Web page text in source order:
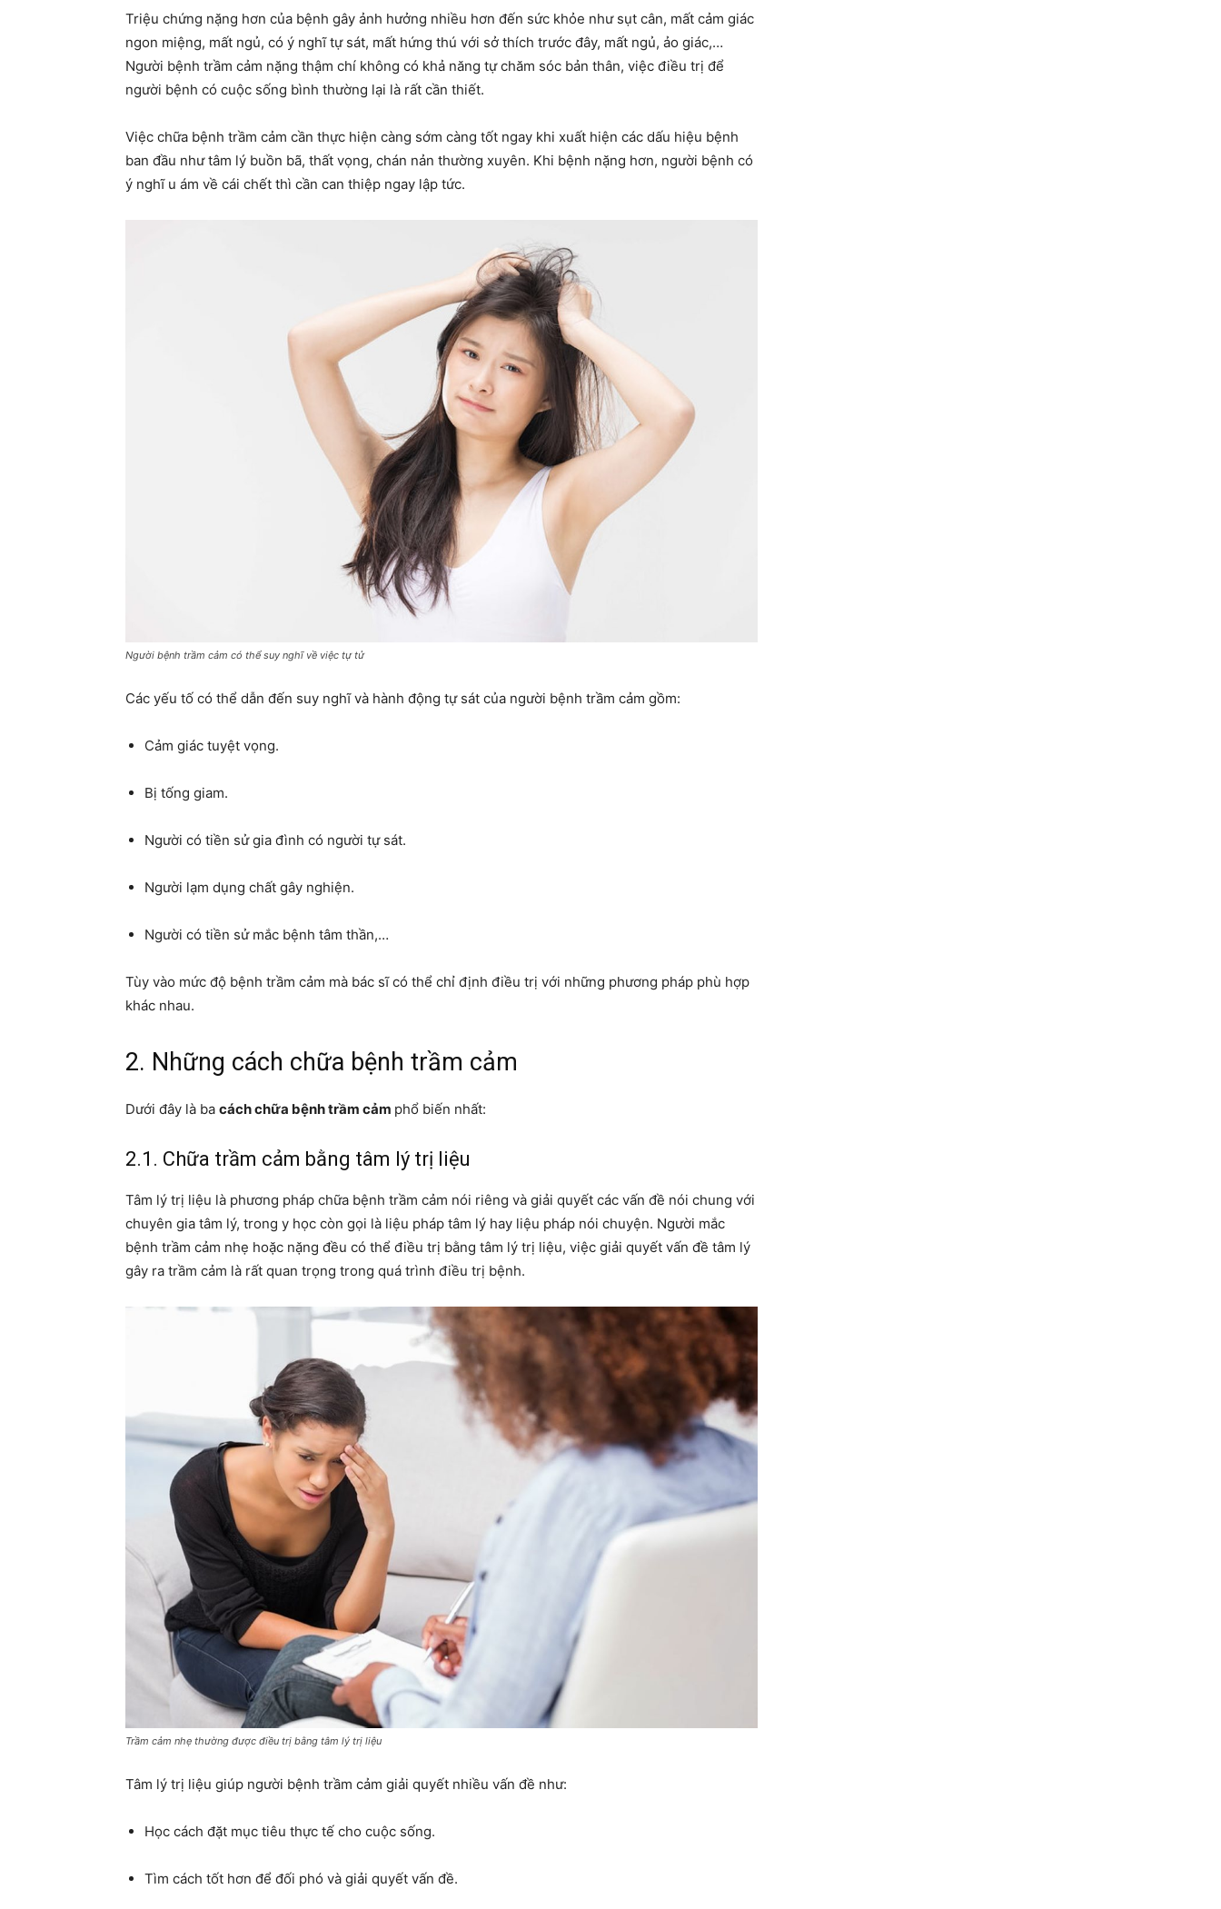
Triệu chứng nặng hơn của bệnh gây ảnh hưởng nhiều hơn đến sức khỏe như sụt cân, mất cảm giác
ngon miệng, mất ngủ, có ý nghĩ tự sát, mất hứng thú với sở thích trước đây, mất ngủ, ảo giác,…
Người bệnh trầm cảm nặng thậm chí không có khả năng tự chăm sóc bản thân, việc điều trị để
người bệnh có cuộc sống bình thường lại là rất cần thiết.
Việc chữa bệnh trầm cảm cần thực hiện càng sớm càng tốt ngay khi xuất hiện các dấu hiệu bệnh
ban đầu như tâm lý buồn bã, thất vọng, chán nản thường xuyên. Khi bệnh nặng hơn, người bệnh có
ý nghĩ u ám về cái chết thì cần can thiệp ngay lập tức.
Người bệnh trầm cảm có thể suy nghĩ về việc tự tử
Các yếu tố có thể dẫn đến suy nghĩ và hành động tự sát của người bệnh trầm cảm gồm:
Cảm giác tuyệt vọng.
Bị tống giam.
Người có tiền sử gia đình có người tự sát.
Người lạm dụng chất gây nghiện.
Người có tiền sử mắc bệnh tâm thần,…
Tùy vào mức độ bệnh trầm cảm mà bác sĩ có thể chỉ định điều trị với những phương pháp phù hợp
khác nhau.
2. Những cách chữa bệnh trầm cảm
Dưới đây là ba cách chữa bệnh trầm cảm phổ biến nhất:
2.1. Chữa trầm cảm bằng tâm lý trị liệu
Tâm lý trị liệu là phương pháp chữa bệnh trầm cảm nói riêng và giải quyết các vấn đề nói chung với
chuyên gia tâm lý, trong y học còn gọi là liệu pháp tâm lý hay liệu pháp nói chuyện. Người mắc
bệnh trầm cảm nhẹ hoặc nặng đều có thể điều trị bằng tâm lý trị liệu, việc giải quyết vấn đề tâm lý
gây ra trầm cảm là rất quan trọng trong quá trình điều trị bệnh.
Trầm cảm nhẹ thường được điều trị bằng tâm lý trị liệu
Tâm lý trị liệu giúp người bệnh trầm cảm giải quyết nhiều vấn đề như:
Học cách đặt mục tiêu thực tế cho cuộc sống.
Tìm cách tốt hơn để đối phó và giải quyết vấn đề.